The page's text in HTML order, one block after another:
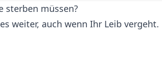
sterben müssen?
weiter, auch wenn Ihr Leib vergeht.